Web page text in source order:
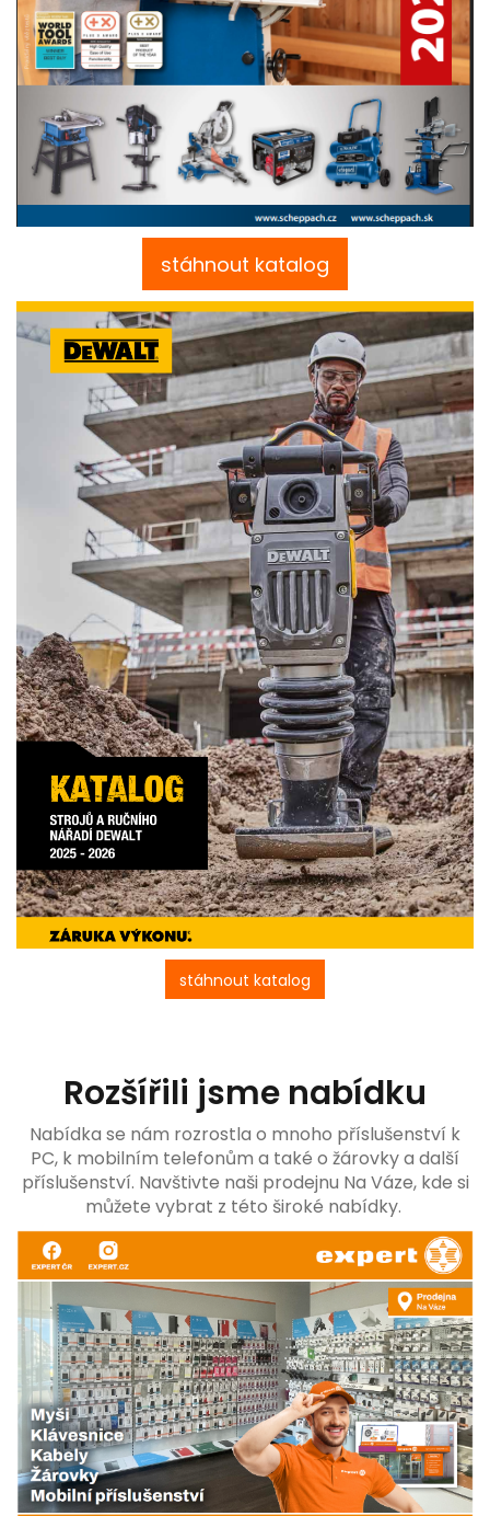
stáhnout katalog
stáhnout katalog
Rozšířili jsme nabídku
Nabídka se nám rozrostla o mnoho příslušenství k
PC, k mobilním telefonům a také o žárovky a další
příslušenství. Navštivte naši prodejnu Na Váze, kde si
můžete vybrat z této široké nabídky.